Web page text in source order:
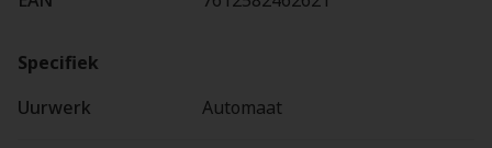
Specifiek
Uurwerk
Automaat